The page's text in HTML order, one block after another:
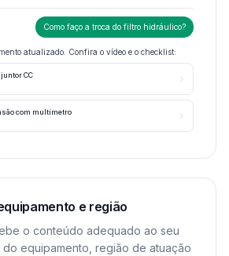
Como faço a troca do filtro hidráulico?
atualizado. Confira o vídeo e o checklist:
CC
com multímetro
e região
o conteúdo adequado ao seu
equipamento, região de atuação